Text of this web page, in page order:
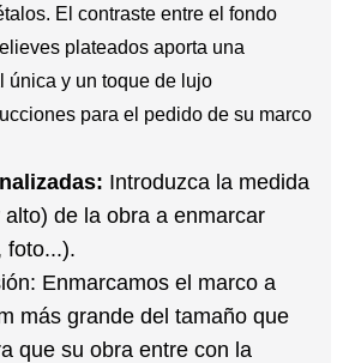
El contraste entre el fondo
plateados aporta una
única y un toque de lujo
para el pedido de su marco
Introduzca la medida
de la obra a enmarcar
foto...).
Enmarcamos el marco a
más grande del tamaño que
que su obra entre con la